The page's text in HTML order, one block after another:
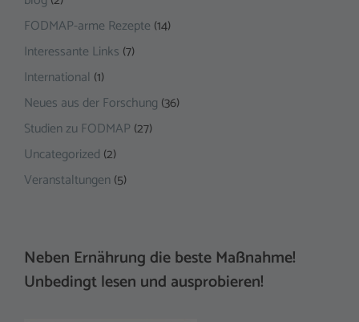
FODMAP-arme Rezepte (14)
Interessante Links (7)
International (1)
Neues aus der Forschung (36)
Studien zu FODMAP (27)
Uncategorized (2)
Veranstaltungen (5)
Neben Ernährung die beste Maßnahme!
Unbedingt lesen und ausprobieren!